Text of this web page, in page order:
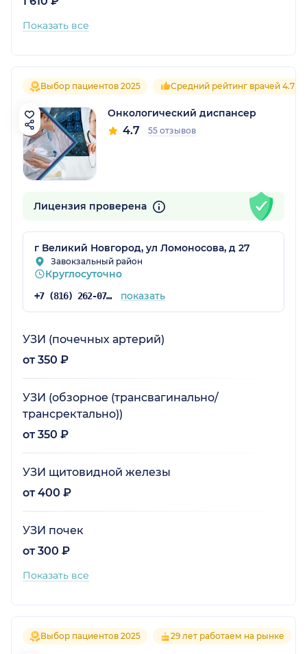
Показать все
Выбор пациентов 2025 Средний рейтинг врачей 4.7
Онкологический диспансер
4.7 55 отзывов
Лицензия проверена
г Великий Новгород, ул Ломоносова, д 27
Завокзальный район
Круглосуточно
+7 (816) 262-07-82 показать
УЗИ (почечных артерий)
от 350 ₽
УЗИ (обзорное (трансвагинально/
трансректально))
от 350 ₽
УЗИ щитовидной железы
от 400 ₽
УЗИ почек
от 300 ₽
Показать все
Выбор пациентов 2025 29 лет работаем на рынке